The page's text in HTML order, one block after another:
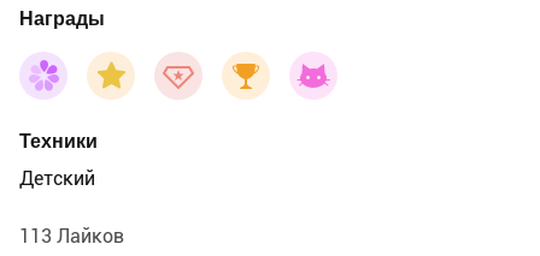
Награды
Техники
Детский
113 Лайков